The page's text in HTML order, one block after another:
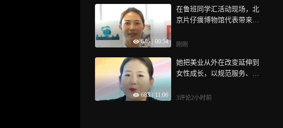
646 00:54
在鲁班同学汇活动现场，北
京片仔癀博物馆代表带来了
让与会者近距离感受国货魅
刚刚
683 11:06
她把美业从外在改变延伸到
女性成长，以规范服务、美
回到真实生活
3评论2小时前